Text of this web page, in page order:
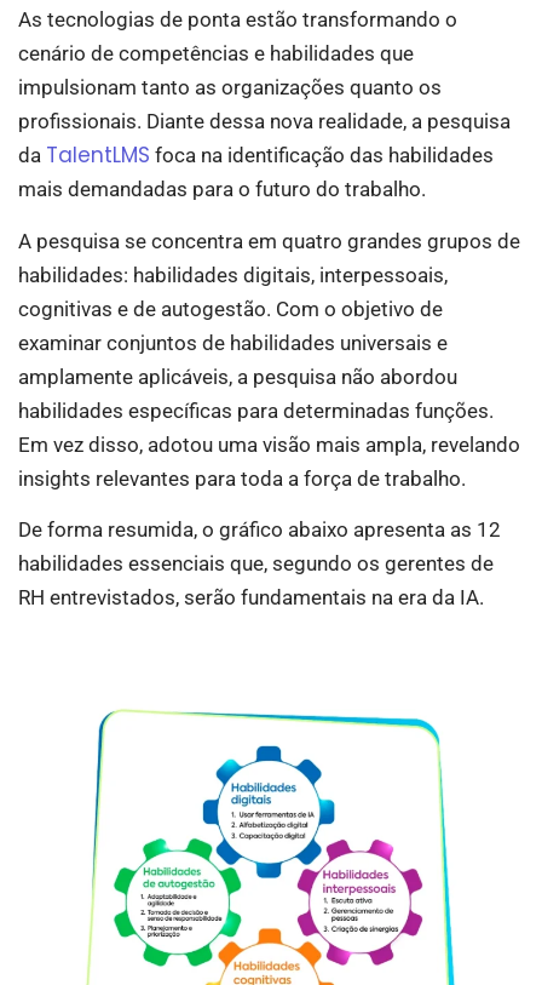
As tecnologias de ponta estão transformando o
cenário de competências e habilidades que
impulsionam tanto as organizações quanto os
profissionais. Diante dessa nova realidade, a pesquisa
da TalentLMS foca na identificação das habilidades
mais demandadas para o futuro do trabalho.
A pesquisa se concentra em quatro grandes grupos de
habilidades: habilidades digitais, interpessoais,
cognitivas e de autogestão. Com o objetivo de
examinar conjuntos de habilidades universais e
amplamente aplicáveis, a pesquisa não abordou
habilidades específicas para determinadas funções.
Em vez disso, adotou uma visão mais ampla, revelando
insights relevantes para toda a força de trabalho.
De forma resumida, o gráfico abaixo apresenta as 12
habilidades essenciais que, segundo os gerentes de
RH entrevistados, serão fundamentais na era da IA.